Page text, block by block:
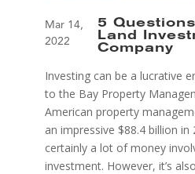
5
Land
Company
Mar 14,
2022
Investing can be a lucrative
to the Bay Property
American property
an impressive $88.4 billion in
certainly a lot of money
investment. However, it’s